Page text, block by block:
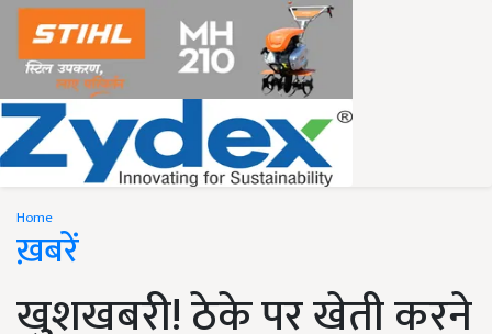
Home
ख़बरें
खुशखबरी! ठेके पर खेती करने